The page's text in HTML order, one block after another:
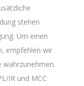
stehen
Um einen
empfehlen wir
wahrzunehmen.
IR und MCC